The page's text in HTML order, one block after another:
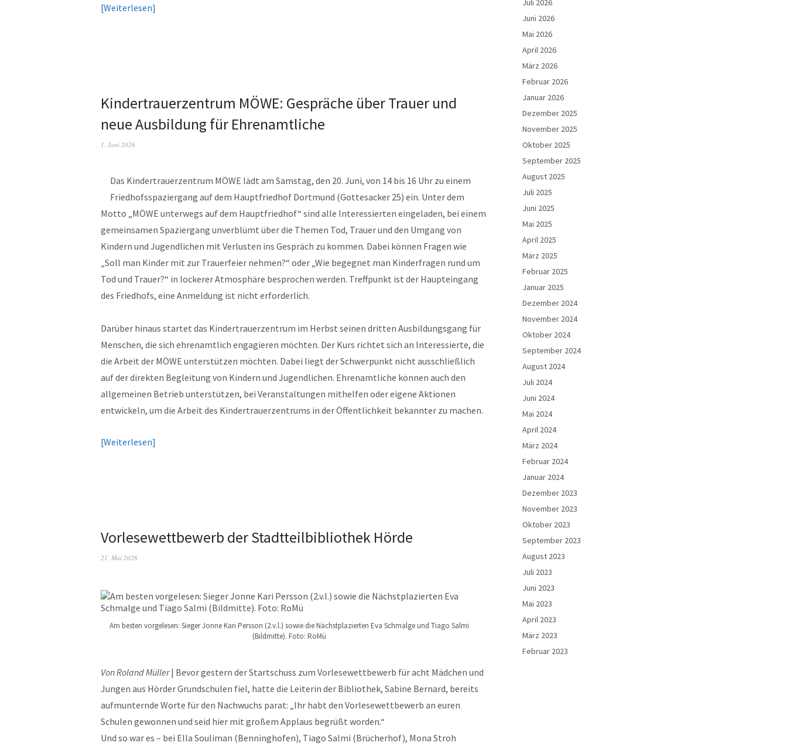
Weiterlesen
Kindertrauerzentrum MÖWE: Gespräche über Trauer und
neue Ausbildung für Ehrenamtliche
1. Juni 2026
Das Kindertrauerzentrum MÖWE lädt am Samstag, den 20. Juni, von 14 bis 16 Uhr zu einem
Friedhofsspaziergang auf dem Hauptfriedhof Dortmund (Gottesacker 25) ein. Unter dem
Motto „MÖWE unterwegs auf dem Hauptfriedhof“ sind alle Interessierten eingeladen, bei einem
gemeinsamen Spaziergang unverblümt über die Themen Tod, Trauer und den Umgang von
Kindern und Jugendlichen mit Verlusten ins Gespräch zu kommen. Dabei können Fragen wie
„Soll man Kinder mit zur Trauerfeier nehmen?“ oder „Wie begegnet man Kinderfragen rund um
Tod und Trauer?“ in lockerer Atmosphäre besprochen werden. Treffpunkt ist der Haupteingang
des Friedhofs, eine Anmeldung ist nicht erforderlich.
Darüber hinaus startet das Kindertrauerzentrum im Herbst seinen dritten Ausbildungsgang für
Menschen, die sich ehrenamtlich engagieren möchten. Der Kurs richtet sich an Interessierte, die
die Arbeit der MÖWE unterstützen möchten. Dabei liegt der Schwerpunkt nicht ausschließlich
auf der direkten Begleitung von Kindern und Jugendlichen. Ehrenamtliche können auch den
allgemeinen Betrieb unterstützen, bei Veranstaltungen mithelfen oder eigene Aktionen
entwickeln, um die Arbeit des Kindertrauerzentrums in der Öffentlichkeit bekannter zu machen.
Weiterlesen
Vorlesewettbewerb der Stadtteilbibliothek Hörde
21. Mai 2026
Am besten vorgelesen: Sieger Jonne Kari Persson (2.v.l.) sowie die Nächstplazierten Eva Schmalge und Tiago Salmi
(Bildmitte). Foto: RoMü
Von Roland Müller| Bevor gestern der Startschuss zum Vorlesewettbewerb für acht Mädchen und
Jungen aus Hörder Grundschulen fiel, hatte die Leiterin der Bibliothek, Sabine Bernard, bereits
aufmunternde Worte für den Nachwuchs parat: „Ihr habt den Vorlesewettbewerb an euren
Schulen gewonnen und seid hier mit großem Applaus begrüßt worden.“
Und so war es – bei Ella Souliman (Benninghofen), Tiago Salmi (Brücherhof), Mona Stroh
Juni 2026
Mai 2026
April 2026
März 2026
Februar 2026
Januar 2026
Dezember 2025
November 2025
Oktober 2025
September 2025
August 2025
Juli 2025
Juni 2025
Mai 2025
April 2025
März 2025
Februar 2025
Januar 2025
Dezember 2024
November 2024
Oktober 2024
September 2024
August 2024
Juli 2024
Juni 2024
Mai 2024
April 2024
März 2024
Februar 2024
Januar 2024
Dezember 2023
November 2023
Oktober 2023
September 2023
August 2023
Juli 2023
Juni 2023
Mai 2023
April 2023
März 2023
Februar 2023